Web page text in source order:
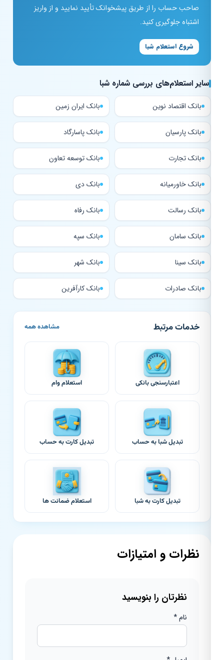
صاحب حساب را از طریق پیشخوانک تأیید نمایید و از واریز
اشتباه جلوگیری کنید.
شروع استعلام شبا
سایر استعلام‌های بررسی شماره شبا
بانک اقتصاد نوین بانک ایران زمین
بانک پارسیان بانک پاسارگاد
بانک تجارت بانک توسعه تعاون
بانک خاورمیانه بانک دی
بانک رسالت بانک رفاه
بانک سامان بانک سپه
بانک سینا بانک شهر
بانک صادرات بانک کارآفرین
خدمات مرتبط مشاهده همه
اعتبارسنجی بانکی استعلام وام
تبدیل شبا به حساب تبدیل کارت به حساب
تبدیل کارت به شبا استعلام ضمانت ها
نظرات و امتیازات
نظرتان را بنویسید